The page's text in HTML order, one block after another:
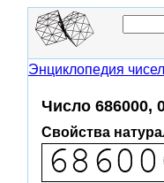
Энциклопедия чисел
Число 686000,
Свойства